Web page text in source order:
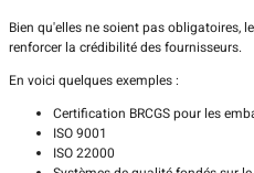
Bien qu'elles ne soient pas obligatoires,
renforcer la crédibilité des fournisseurs.
En voici quelques exemples :
Certification BRCGS pour les
ISO 9001
ISO 22000